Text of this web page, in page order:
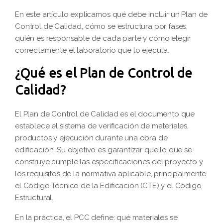
En este artículo explicamos qué debe incluir un Plan de
Control de Calidad, cómo se estructura por fases,
quién es responsable de cada parte y cómo elegir
correctamente el laboratorio que lo ejecuta.
¿Qué es el Plan de Control de
Calidad?
El Plan de Control de Calidad es el documento que
establece el sistema de verificación de materiales,
productos y ejecución durante una obra de
edificación. Su objetivo es garantizar que lo que se
construye cumple las especificaciones del proyecto y
los requisitos de la normativa aplicable, principalmente
el Código Técnico de la Edificación (CTE) y el Código
Estructural.
En la práctica, el PCC define: qué materiales se